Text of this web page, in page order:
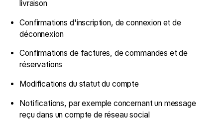
livraison
Confirmations d'inscription, de connexion et de
déconnexion
Confirmations de factures, de commandes et de
réservations
Modifications du statut du compte
Notifications, par exemple concernant un message
reçu dans un compte de réseau social